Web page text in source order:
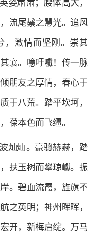
姿肃肃；腰体高大，
流尾鬃之慧光。追风
，激情而坚刚。崇其
襄。噫吁嚱！传一脉
朋友之厚情，春心于
于八荒。踏平坎坷，
葆本色而飞缰。
灿灿。豪骢赫赫，踏
扶玉树而攀琼巘。振
。碧血流霞，旌旗不
之英明；神州晖晖，
开，新梅启绽。万马